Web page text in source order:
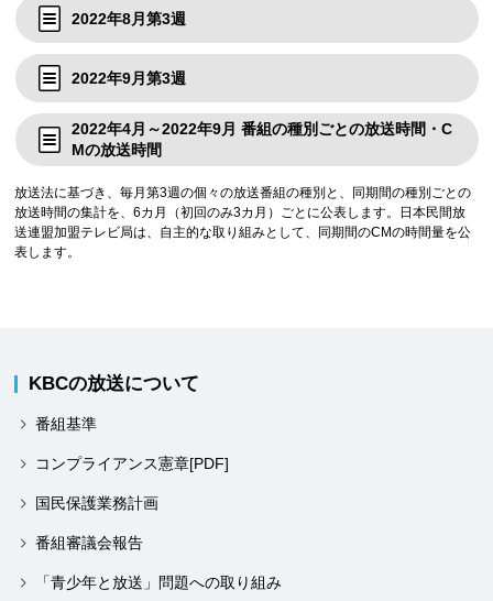
2022年8月第3週
2022年9月第3週
2022年4月～2022年9月 番組の種別ごとの放送時間・C
Mの放送時間
放送法に基づき、毎月第3週の個々の放送番組の種別と、同期間の種別ごとの
放送時間の集計を、6カ月（初回のみ3カ月）ごとに公表します。日本民間放
送連盟加盟テレビ局は、自主的な取り組みとして、同期間のCMの時間量を公
表します。
KBCの放送について
番組基準
コンプライアンス憲章[PDF]
国民保護業務計画
番組審議会報告
「青少年と放送」問題への取り組み